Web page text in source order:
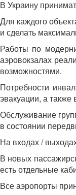
В Украину
Для каждого
и сделать
Работы по
аэровокзалах
возможностями.
Потребности
эвакуации, а также
Обслуживание
в состоянии
На входах /
В новых
есть отдельные
Все аэропорты